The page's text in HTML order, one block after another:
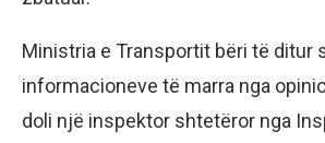
Ministria e Transportit bëri të ditur
informacioneve të marra nga
doli një inspektor shtetëror nga